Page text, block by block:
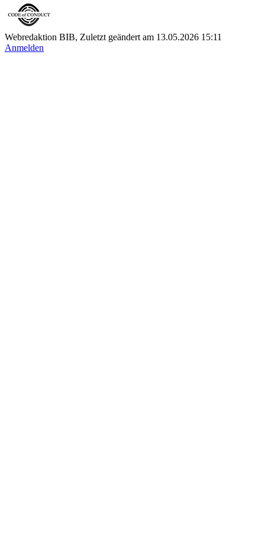
Webredaktion BIB, Zuletzt geändert am 13.05.2026 15:11
Anmelden